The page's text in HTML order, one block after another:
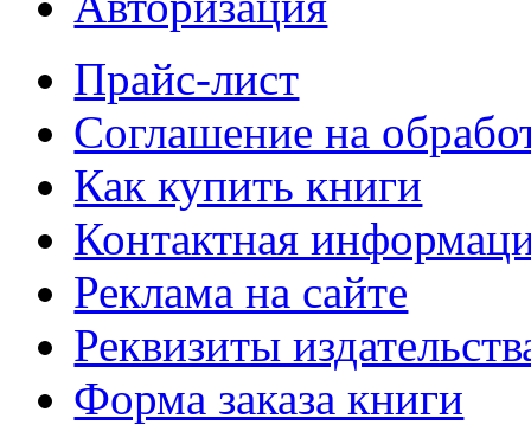
Прайс-лист
Соглашение на
Как купить книги
Контактная
Реклама на сайте
Реквизиты
Форма заказа книги